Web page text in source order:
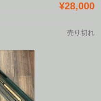
¥28,000
売り切れ